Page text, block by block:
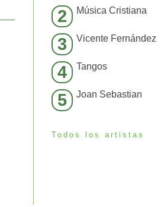
2 Música Cristiana
3 Vicente Fernández
4 Tangos
5 Joan Sebastian
Todos los artistas